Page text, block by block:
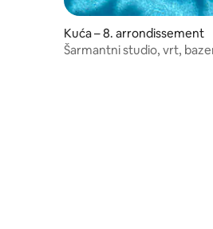
Kuća – 8. arrondissement
Šarmantni studio, vrt,